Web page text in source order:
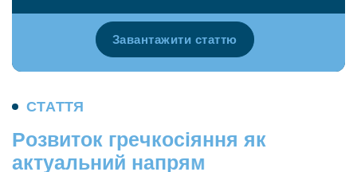
Завантажити статтю
СТАТТЯ
Розвиток гречкосіяння як
актуальний напрям